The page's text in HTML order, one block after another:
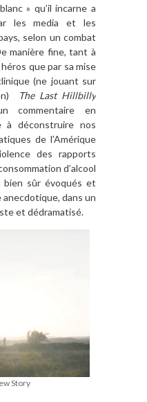
» qu’il incarne a
les media et les
selon un combat
manière fine, tant à
que par sa mise
(ne jouant sur
The Last Hillbilly
commentaire en
à déconstruire nos
de l’Amérique
des rapports
d’alcool
bien sûr évoqués et
anecdotique, dans un
et dédramatisé.
Story